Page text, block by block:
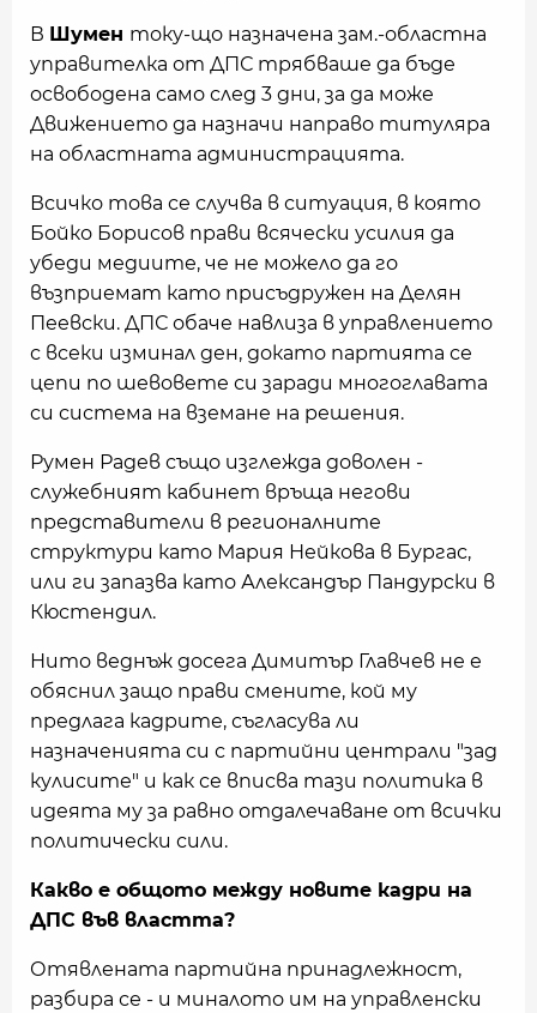
В Шумен току-що назначена зам.-областна
управителка от ДПС трябваше да бъде
освободена само след 3 дни, за да може
Движението да назначи направо титуляра
на областната администрацията.
Всичко това се случва в ситуация, в която
Бойко Борисов прави всячески усилия да
убеди медиите, че не можело да го
възприемат като присъдружен на Делян
Пеевски. ДПС обаче навлиза в управлението
с всеки изминал ден, докато партията се
цепи по шевовете си заради многоглавата
си система на вземане на решения.
Румен Радев също изглежда доволен -
служебният кабинет връща негови
представители в регионалните
структури като Мария Нейкова в Бургас,
или ги запазва като Александър Пандурски в
Кюстендил.
Нито веднъж досега Димитър Главчев не е
обяснил защо прави смените, кой му
предлага кадрите, съгласува ли
назначенията си с партийни централи "зад
кулисите" и как се вписва тази политика в
идеята му за равно отдалечаване от всички
политически сили.
Какво е общото между новите кадри на
ДПС във властта?
Отявлената партийна принадлежност,
разбира се - и миналото им на управленски